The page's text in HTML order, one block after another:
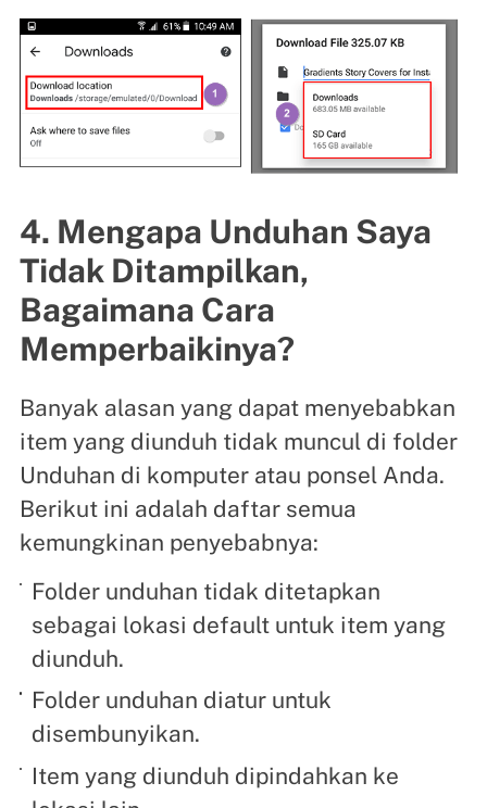
4. Mengapa Unduhan Saya
Tidak Ditampilkan,
Bagaimana Cara
Memperbaikinya?
Banyak alasan yang dapat menyebabkan
item yang diunduh tidak muncul di folder
Unduhan di komputer atau ponsel Anda.
Berikut ini adalah daftar semua
kemungkinan penyebabnya:
Folder unduhan tidak ditetapkan
sebagai lokasi default untuk item yang
diunduh.
Folder unduhan diatur untuk
disembunyikan.
Item yang diunduh dipindahkan ke